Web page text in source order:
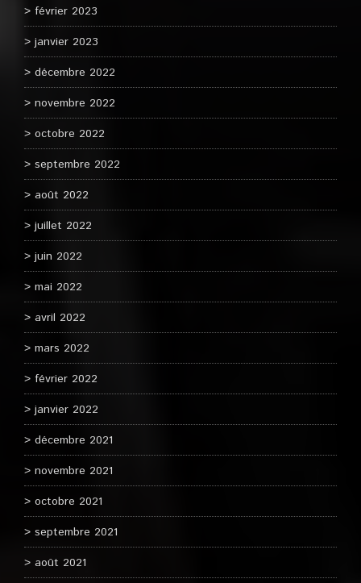
février 2023
janvier 2023
décembre 2022
novembre 2022
octobre 2022
septembre 2022
août 2022
juillet 2022
juin 2022
mai 2022
avril 2022
mars 2022
février 2022
janvier 2022
décembre 2021
novembre 2021
octobre 2021
septembre 2021
août 2021